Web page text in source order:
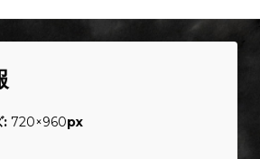
: 720×960px